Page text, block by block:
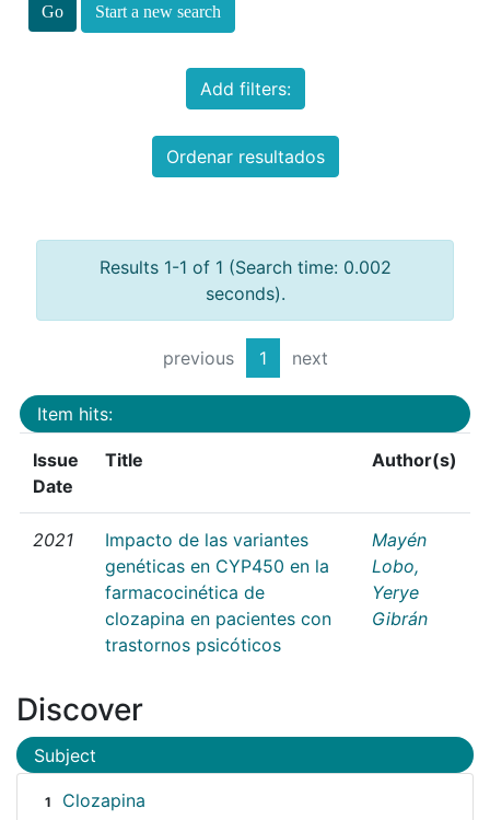
Start a new search
Add filters:
Ordenar resultados
Results 1-1 of 1 (Search time: 0.002
seconds).
previous 1 next
Item hits:
Issue
Date
Title Author(s)
2021
Impacto de las variantes
genéticas en CYP450 en la
farmacocinética de
clozapina en pacientes con
trastornos psicóticos
Mayén
Lobo,
Yerye
Gibrán
Discover
Subject
1 Clozapina